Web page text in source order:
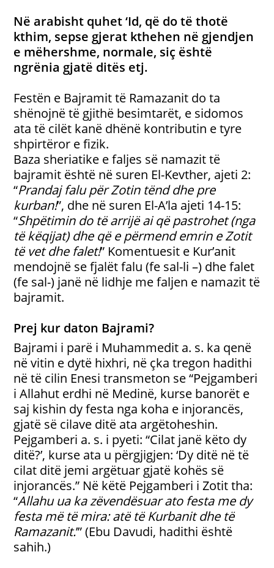
Në arabisht quhet ‘Id, që do të thotë
kthim, sepse gjerat kthehen në gjendjen
e mëhershme, normale, siç është
ngrënia gjatë ditës etj.
Festën e Bajramit të Ramazanit do ta
shënojnë të gjithë besimtarët, e sidomos
ata të cilët kanë dhënë kontributin e tyre
shpirtëror e fizik.
Baza sheriatike e faljes së namazit të
bajramit është në suren El-Kevther, ajeti 2:
“Prandaj falu për Zotin tënd dhe pre
kurban!”, dhe në suren El-A’la ajeti 14-15:
“Shpëtimin do të arrijë ai që pastrohet (nga
të këqijat) dhe që e përmend emrin e Zotit
të vet dhe falet!” Komentuesit e Kur’anit
mendojnë se fjalët falu (fe sal-li –) dhe falet
(fe sal-) janë në lidhje me faljen e namazit të
bajramit.
Prej kur daton Bajrami?
Bajrami i parë i Muhammedit a. s. ka qenë
në vitin e dytë hixhri, në çka tregon hadithi
në të cilin Enesi transmeton se “Pejgamberi
i Allahut erdhi në Medinë, kurse banorët e
saj kishin dy festa nga koha e injorancës,
gjatë së cilave ditë ata argëtoheshin.
Pejgamberi a. s. i pyeti: “Cilat janë këto dy
ditë?’, kurse ata u përgjigjen: ‘Dy ditë në të
cilat ditë jemi argëtuar gjatë kohës së
injorancës.” Në këtë Pejgamberi i Zotit tha:
“Allahu ua ka zëvendësuar ato festa me dy
festa më të mira: atë të Kurbanit dhe të
Ramazanit.’” (Ebu Davudi, hadithi është
sahih.)